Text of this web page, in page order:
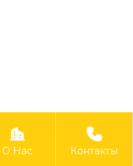
CSW Machinery Co.,

О Нас

Контакты